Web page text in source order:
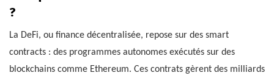
?
La DeFi, ou finance décentralisée, repose sur des smart
contracts : des programmes autonomes exécutés sur des
blockchains comme Ethereum. Ces contrats gèrent des milliards